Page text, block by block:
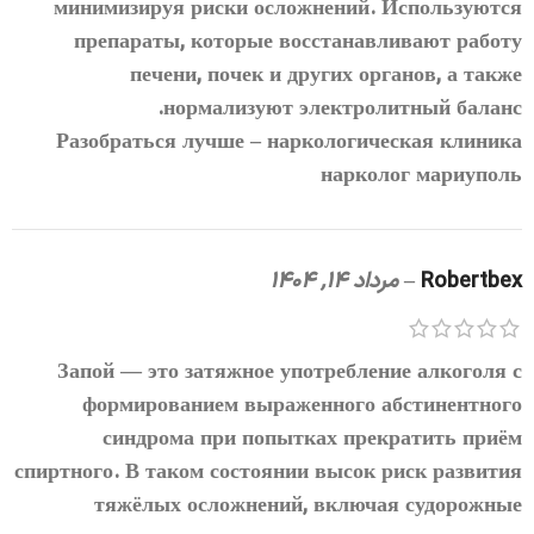
минимизируя риски осложнений. Используются
препараты, которые восстанавливают работу
печени, почек и других органов, а также
нормализуют электролитный баланс.
Разобраться лучше –наркологическая клиника
нарколог мариуполь
Robertbex
–مرداد 14, 1404
Запой — это затяжное употребление алкоголя с
формированием выраженного абстинентного
синдрома при попытках прекратить приём
спиртного. В таком состоянии высок риск развития
тяжёлых осложнений, включая судорожные